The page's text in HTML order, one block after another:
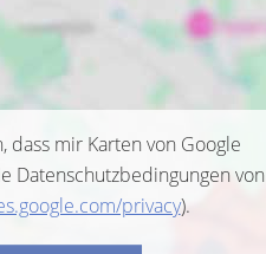
mir Karten von Google
Datenschutzbedingungen von
privacy).